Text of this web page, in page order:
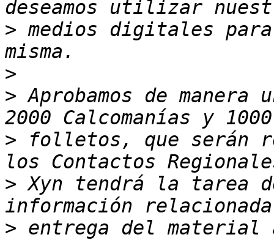
> medios digitales
>
> Aprobamos de manera
> folletos, que serán
> Xyn tendrá la tarea
> entrega del material